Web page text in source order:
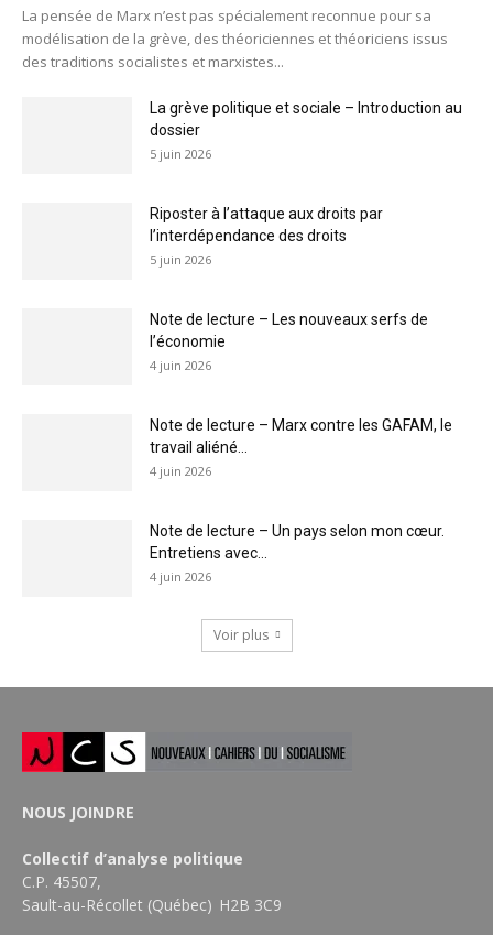
La pensée de Marx n’est pas spécialement reconnue pour sa
modélisation de la grève, des théoriciennes et théoriciens issus
des traditions socialistes et marxistes...
La grève politique et sociale – Introduction au
dossier
5 juin 2026
Riposter à l’attaque aux droits par
l’interdépendance des droits
5 juin 2026
Note de lecture – Les nouveaux serfs de
l’économie
4 juin 2026
Note de lecture – Marx contre les GAFAM, le
travail aliéné...
4 juin 2026
Note de lecture – Un pays selon mon cœur.
Entretiens avec...
4 juin 2026
Voir plus
NOUS JOINDRE
Collectif d’analyse politique
C.P. 45507,
Sault-au-Récollet (Québec) H2B 3C9